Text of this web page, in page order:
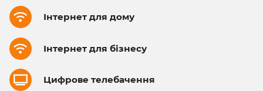
Інтернет для дому
Інтернет для бізнесу
Цифрове телебачення